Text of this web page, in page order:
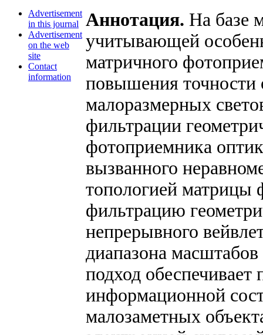
Advertisement
in this journal
Advertisement
on the web
site
Contact
information
Аннотация. На базе
учитывающей
матричного
повышения точности
малоразмерных
фильтрации
фотоприемника
вызванного
топологией матрицы
фильтрацию
непрерывного
диапазона
подход
информационной
малозаметных